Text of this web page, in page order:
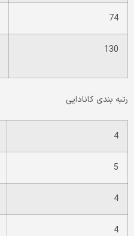
74
130
رتبه­ بندی کانادایی
4
5
4
4